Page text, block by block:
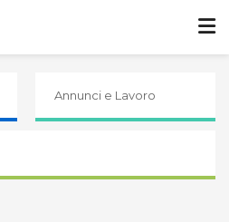
Annunci e Lavoro